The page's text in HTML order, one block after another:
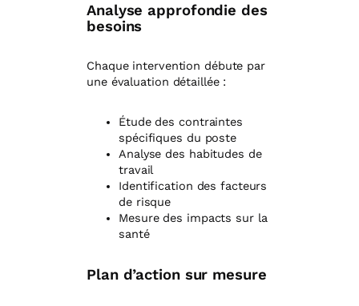
Analyse approfondie des
besoins
Chaque intervention débute par
une évaluation détaillée :
Étude des contraintes
spécifiques du poste
Analyse des habitudes de
travail
Identification des facteurs
de risque
Mesure des impacts sur la
santé
Plan d’action sur mesure